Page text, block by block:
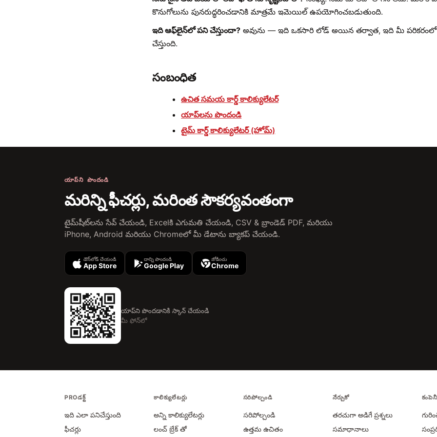
కొనుగోలును పునరుద్ధరించడానికి మాత్రమే ఇమెయిల్ ఉపయోగించబడుతుంది.
ఇది ఆఫ్‌లైన్‌లో పని చేస్తుందా? అవును — ఇది ఒకసారి లోడ్ అయిన తర్వాత, ఇది మీ
చేస్తుంది.
సంబంధిత
ఉచిత సమయ కార్డ్ కాలిక్యులేటర్
యాప్‌లను పొందండి
టైమ్ కార్డ్ కాలిక్యులేటర్ (హోమ్)
యాప్‌ని పొందండి
మరిన్ని ఫీచర్లు, మరింత సౌకర్యవంతంగా
టైమ్‌షీట్‌లను సేవ్ చేయండి, Excelకి ఎగుమతి చేయండి, CSV & బ్రాండెడ్ PDF, మరియు
iPhone, Android మరియు Chromeలో మీ డేటాను బ్యాకప్ చేయండి.
డౌన్‌లోడ్ చేయండి
App Store
దాన్ని పొందండి
Google Play
జోడించు
Chrome
యాప్‌ని పొందడానికి స్కాన్ చేయండి
మీ ఫోన్‌లో
PROడక్ట్
ఇది ఎలా పనిచేస్తుంది
ఫీచర్లు
కాలిక్యులేటర్లు
అన్ని కాలిక్యులేటర్లు
లంచ్ బ్రేక్ తో
సరిపోల్చండి
సరిపోల్చండి
ఉత్తమ ఉచితం
నేర్చుకో
తరచుగా అడిగే ప్రశ్నలు
సమాధానాలు
కంపెనీ